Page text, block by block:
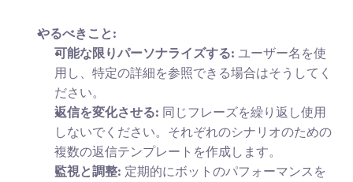
やるべきこと:
可能な限りパーソナライズする: ユーザー名を使
用し、特定の詳細を参照できる場合はそうしてく
ださい。
返信を変化させる: 同じフレーズを繰り返し使用
しないでください。それぞれのシナリオのための
複数の返信テンプレートを作成します。
監視と調整: 定期的にボットのパフォーマンスを